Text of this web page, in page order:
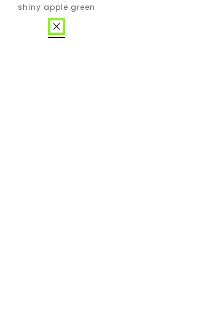
shiny apple green